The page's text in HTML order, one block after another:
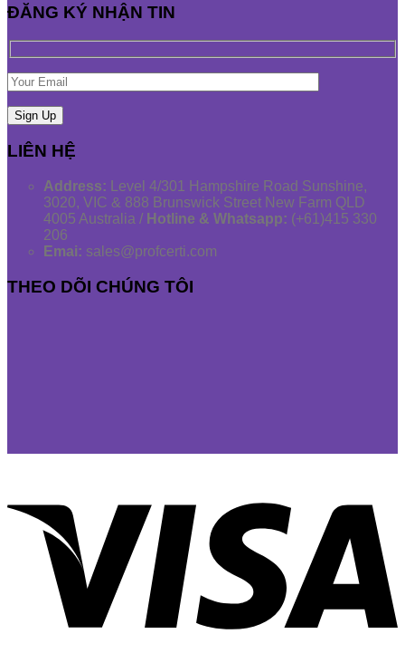
ĐĂNG KÝ NHẬN TIN
LIÊN HỆ
Address: Level 4/301 Hampshire Road Sunshine,
3020, VIC & 888 Brunswick Street New Farm QLD
4005 Australia / Hotline & Whatsapp: (+61)415 330
206
Emai: sales@profcerti.com
THEO DÕI CHÚNG TÔI